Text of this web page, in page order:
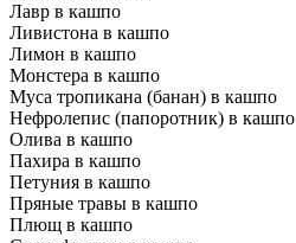
Лавр в кашпо
Ливистона в кашпо
Лимон в кашпо
Монстера в кашпо
Муса тропикана (банан) в кашпо
Нефролепис (папоротник) в кашпо
Олива в кашпо
Пахира в кашпо
Петуния в кашпо
Пряные травы в кашпо
Плющ в кашпо